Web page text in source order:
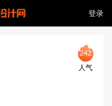
登录
242
人气